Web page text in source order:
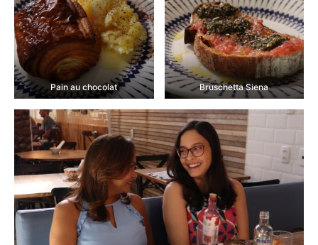
Pain au chocolat Bruschetta Siena